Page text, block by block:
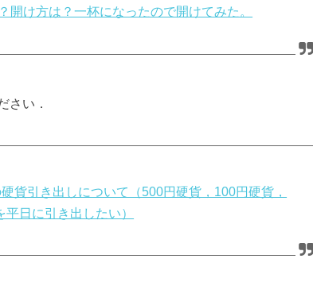
け方は？一杯になったので開けてみた。
さい．
引き出しについて（500円硬貨，100円硬貨，
日に引き出したい）